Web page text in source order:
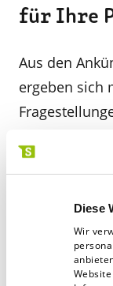
Diese
Wir
für Ihre
Aus den
ergeben sich
Können und
werden soll,
– oder